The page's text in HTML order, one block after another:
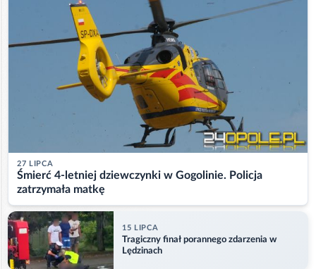
27 LIPCA
Śmierć 4-letniej dziewczynki w Gogolinie. Policja
zatrzymała matkę
15 LIPCA
Tragiczny finał porannego zdarzenia w
Lędzinach